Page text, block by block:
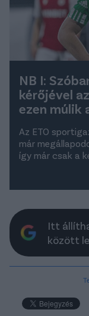
NB I:
kérőjével
ezen múlik
Az ETO
már
így már csak a
Itt
között